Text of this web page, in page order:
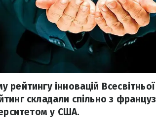
інновацій Всесвітньої
складали спільно з
у США.